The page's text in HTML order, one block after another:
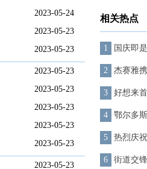
2023-05-24
2023-05-23
2023-05-23
2023-05-23
2023-05-23
2023-05-23
2023-05-23
2023-05-23
2023-05-23
相关热点
国庆即是双
杰赛雅携手
好想来首家超
鄂尔多斯温暖基金
热烈庆祝中国国际服务
街道交锋